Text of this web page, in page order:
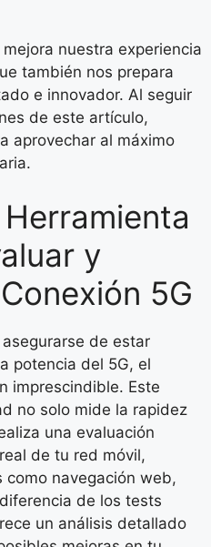
nuestra experiencia
también nos prepara
e innovador. Al seguir
de este artículo,
aprovechar al máximo
y
5G
de estar
potencia del 5G, el
imprescindible. Este
no solo mide la rapidez
una evaluación
de tu red móvil,
navegación web,
de los tests
un análisis detallado